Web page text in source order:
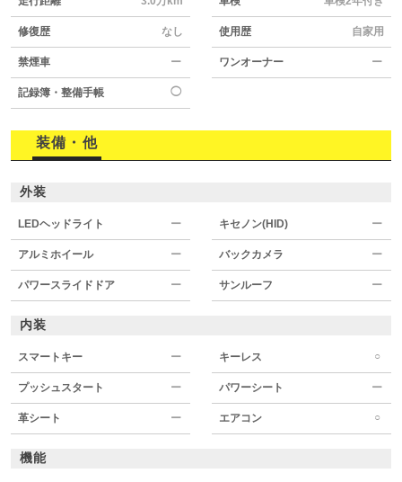
修復歴 なし 使用歴 自家用
禁煙車 ー ワンオーナー ー
記録簿・整備手帳 ◯
装備・他
外装
LEDヘッドライト ー キセノン(HID) ー
アルミホイール ー バックカメラ ー
パワースライドドア ー サンルーフ ー
内装
スマートキー ー キーレス ○
プッシュスタート ー パワーシート ー
革シート ー エアコン ○
機能